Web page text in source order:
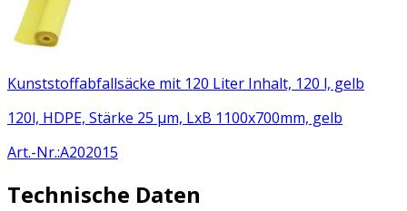
Kunststoffabfallsäcke mit 120 Liter Inhalt, 120 l, gelb
120l, HDPE, Stärke 25 µm, LxB 1100x700mm, gelb
Art.-Nr.:A202015
Technische Daten